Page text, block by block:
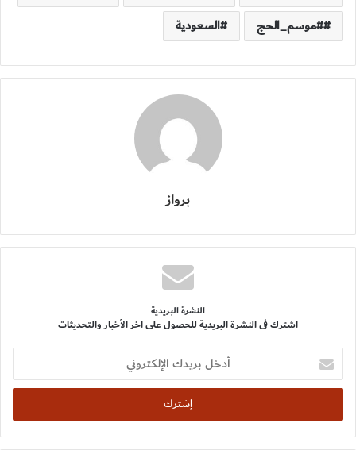
#موسم_الحج
السعودية
برواز
النشرة البريدية
اشترك فى النشرة البريدية للحصول على اخر الأخبار والتحديثات
أدخل
بريدك
الإلكتروني